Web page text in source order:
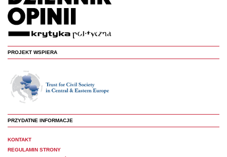
PROJEKT WSPIERA
PRZYDATNE INFORMACJE
KONTAKT
REGULAMIN STRONY